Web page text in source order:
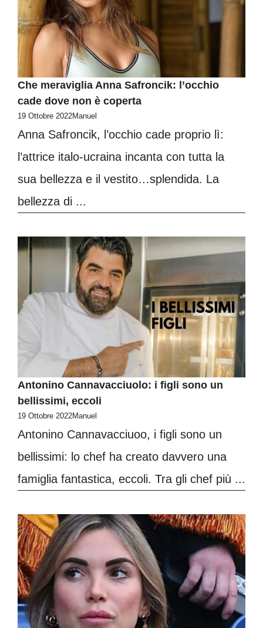
Che meraviglia Anna Safroncik: l’occhio
cade dove non è coperta
19 Ottobre 2022Manuel
Anna Safroncik, l’occhio cade proprio lì:
l’attrice italo-ucraina incanta con tutta la
sua bellezza e il vestito…splendida. La
bellezza di ...
Antonino Cannavacciuolo: i figli sono un
bellissimi, eccoli
19 Ottobre 2022Manuel
Antonino Cannavacciuoo, i figli sono un
bellissimi: lo chef ha creato davvero una
famiglia fantastica, eccoli. Tra gli chef più ...